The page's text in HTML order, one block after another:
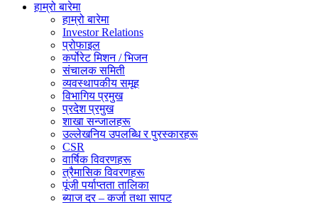
हाम्रो बारेमा
हाम्रो बारेमा
Investor Relations
प्रोफाइल
कर्पोरेट मिशन / भिजन
संचालक समिती
व्यवस्थापकीय समूह
विभागिय प्रमुख
प्रदेश प्रमुख
शाखा सन्जालहरू
उल्लेखनिय उपलब्धि र पुरस्कारहरू
CSR
वार्षिक विवरणहरू
त्रैमासिक विवरणहरू
पूंजी पर्याप्तता तालिका
ब्याज दर – कर्जा तथा सापट